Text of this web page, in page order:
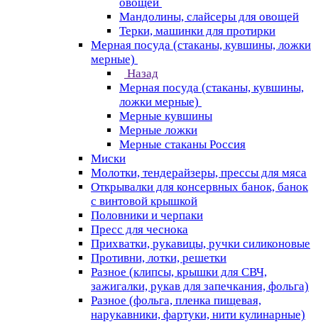
Мандолины, слайсеры для овощей
Терки, машинки для протирки
Мерная посуда (стаканы, кувшины, ложки
мерные)
Назад
Мерная посуда (стаканы, кувшины,
ложки мерные)
Мерные кувшины
Мерные ложки
Мерные стаканы Россия
Миски
Молотки, тендерайзеры, прессы для мяса
Открывалки для консервных банок, банок
с винтовой крышкой
Половники и черпаки
Пресс для чеснока
Прихватки, рукавицы, ручки силиконовые
Противни, лотки, решетки
Разное (клипсы, крышки для СВЧ,
зажигалки, рукав для запечкания, фольга)
Разное (фольга, пленка пищевая,
нарукавники, фартуки, нити кулинарные)